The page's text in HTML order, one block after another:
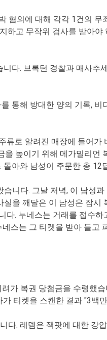
혐의에 대해 각각 1건의
고 무작위 검사를 받아야
다. 브록턴 경찰과 매사추
통해 방대한 양의 기록,
로 알려진 매장에 들어가
높이기 위해 메가밀리언
아와 남성이 주문한 총 12
니다. 그날 저녁, 이 남성
을 깨달은 이 남성은 잠시
. 누네스는 거래를 접수
스는 그 티켓을 받아 들고
가 복권 당첨금을 수령했
티켓을 스캔한 결과 "3백
다. 레뎀은 잭팟에 대한 강